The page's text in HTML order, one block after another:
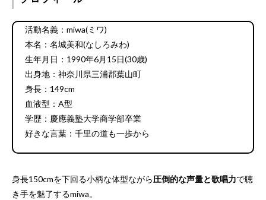
活動名義：miwa(ミワ)
本名：名城美和(なしろみわ)
生年月日：1990年6月15日(30歳)
出身地：神奈川県三浦郡葉山町
身長：149cm
血液型：A型
学歴：慶應義塾大学商学部卒業
好きな言葉：千里の道も一歩から
身長150cmを下回る小柄な体型ながら圧倒的な声量と歌唱力で聴
き手を魅了するmiwa。